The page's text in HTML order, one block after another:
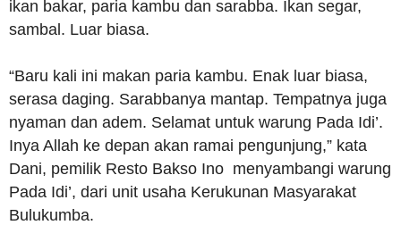
ikan bakar, paria kambu dan sarabba. Ikan segar,
sambal. Luar biasa.
“Baru kali ini makan paria kambu. Enak luar biasa,
serasa daging. Sarabbanya mantap. Tempatnya juga
nyaman dan adem. Selamat untuk warung Pada Idi’.
Inya Allah ke depan akan ramai pengunjung,” kata
Dani, pemilik Resto Bakso Ino menyambangi warung
Pada Idi’, dari unit usaha Kerukunan Masyarakat
Bulukumba.